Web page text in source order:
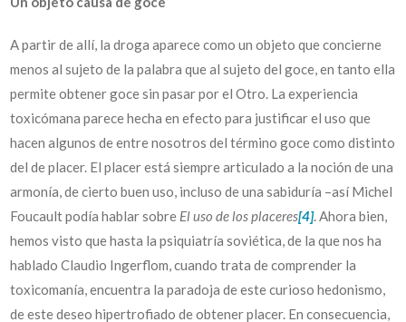
A partir de allí, la droga aparece como un objeto que concierne
menos al sujeto de la palabra que al sujeto del goce, en tanto ella
permite obtener goce sin pasar por el Otro. La experiencia
toxicómana parece hecha en efecto para justificar el uso que
hacen algunos de entre nosotros del término goce como distinto
del de placer. El placer está siempre articulado a la noción de una
armonía, de cierto buen uso, incluso de una sabiduría –así Michel
Foucault podía hablar sobre El uso de los placeres[4]. Ahora bien,
hemos visto que hasta la psiquiatría soviética, de la que nos ha
hablado Claudio Ingerflom, cuando trata de comprender la
toxicomanía, encuentra la paradoja de este curioso hedonismo,
de este deseo hipertrofiado de obtener placer. En consecuencia,